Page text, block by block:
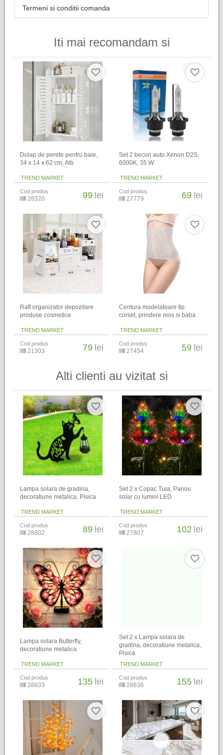
Termeni si conditii comanda
Iti mai recomandam si
Dulap de perete pentru baie,
34 x 14 x 62 cm​, Alb
TREND MARKET
Cod produs
28320 99 lei
Set 2 becuri auto Xenon D2S,
6000K, 35 W
TREND MARKET
Cod produs
27779 69 lei
Raft organizator depozitare
produse cosmetice
TREND MARKET
Cod produs
21303 79 lei
Centura modelatoare tip
corset, prindere mos si baba
TREND MARKET
Cod produs
27454 59 lei
Alti clienti au vizitat si
Lampa solara de gradina,
decoratiune metalica, Pisica
TREND MARKET
Cod produs
28802 89 lei
Set 2 x Copac Tuia, Panou
solar cu lumini LED
TREND MARKET
Cod produs
27807 102 lei
Lampa solara Butterfly,
decoratiune metalica
TREND MARKET
Cod produs
28833 135 lei
Set 2 x Lampa solara de
gradina, decoratiune metalica,
Pisica
TREND MARKET
Cod produs
28836 155 lei